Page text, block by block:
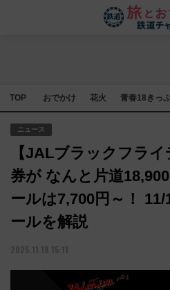
TOP おでかけ 花火 青春18きっ
ニュース
【JALブラックフラ
券が なんと片道
ールは7,700円～！
ールを解説
2025.11.18 15:11